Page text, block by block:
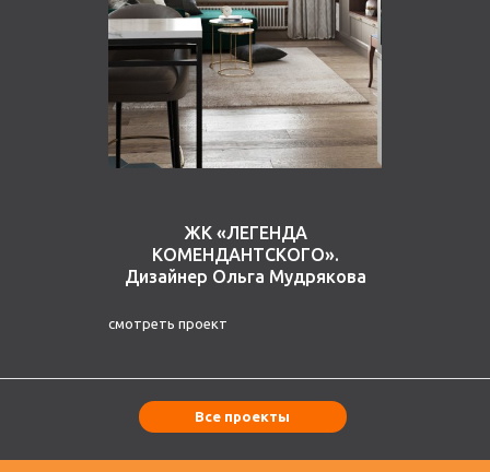
ЖК «ЛЕГЕНДА
КОМЕНДАНТСКОГО».
Дизайнер Ольга Мудрякова
смотреть проект
Все проекты